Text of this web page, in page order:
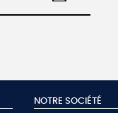
NOTRE SOCIÉTÉ